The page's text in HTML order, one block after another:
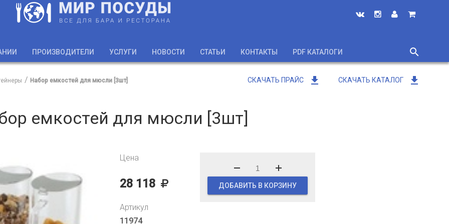
ПРОИЗВОДИТЕЛИ УСЛУГИ НОВОСТИ СТАТЬИ КОНТАКТЫ PDF КАТАЛОГИ
search
close
СКАЧАТЬ ПРАЙС get_app СКАЧАТЬ КАТАЛОГ get_app
Набор емкостей для мюсли [3шт]
емкостей для мюсли [3шт]
Цена
28 118 ДОБАВИТЬ В КОРЗИНУ
Артикул
11974